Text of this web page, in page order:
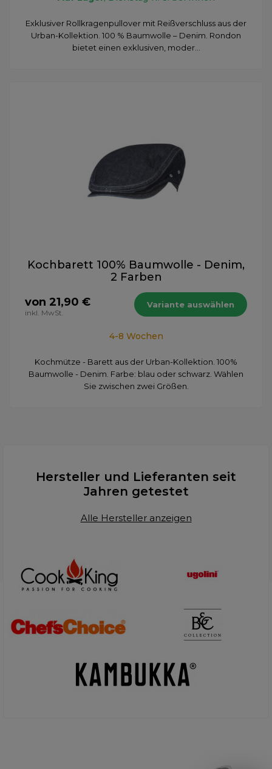
Exklusiver Rollkragenpullover mit Reißverschluss aus der
Urban-Kollektion. 100 % Baumwolle – Denim. Rondon
bietet einen exklusiven, moder...
Kochbarett 100% Baumwolle - Denim,
2 Farben
von 21,90 €
inkl. MwSt.
Variante auswählen
4-8 Wochen
Kochmütze - Barett aus der Urban-Kollektion. 100%
Baumwolle - Denim. Farbe: blau oder schwarz. Wählen
Sie zwischen zwei Größen.
Hersteller und Lieferanten seit
Jahren getestet
Alle Hersteller anzeigen